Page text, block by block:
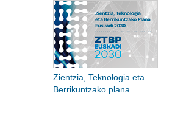
Zientzia, Teknologia eta
Berrikuntzako plana